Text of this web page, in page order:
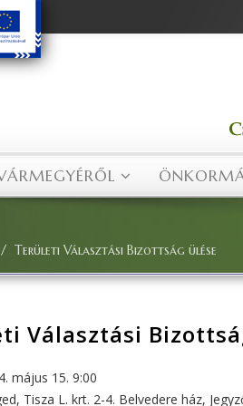
Területi Választási Bizottság ülése
Választási
május 15. 9:00
Tisza L. krt. 2-4. Belvedere ház,